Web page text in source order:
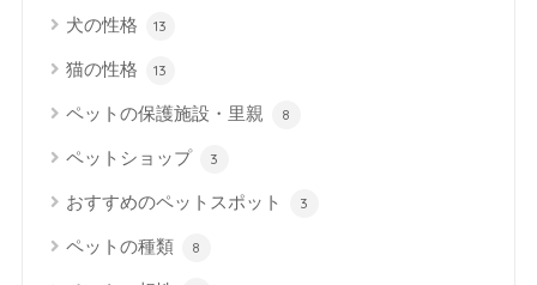
犬の性格 13
猫の性格 13
ペットの保護施設・里親 8
ペットショップ 3
おすすめのペットスポット 3
ペットの種類 8